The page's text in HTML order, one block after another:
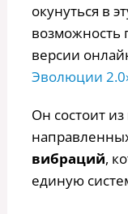
окунуться в
возможность
версии
Эволюции
Он состоит
вибраций,
единую